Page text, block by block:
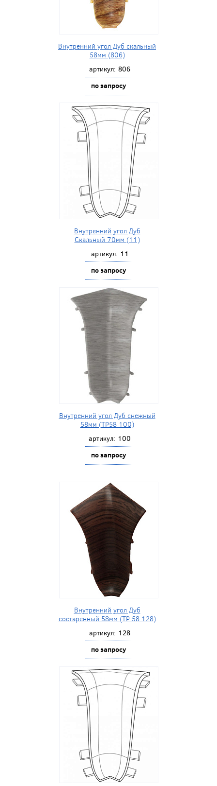
Внутренний угол Дуб скальный
58мм (806)
артикул: 806
по запросу
Внутренний угол Дуб
Скальный 70мм (11)
артикул: 11
по запросу
Внутренний угол Дуб снежный
58мм (ТР58 100)
артикул: 100
по запросу
Внутренний угол Дуб
состаренный 58мм (ТР 58 128)
артикул: 128
по запросу